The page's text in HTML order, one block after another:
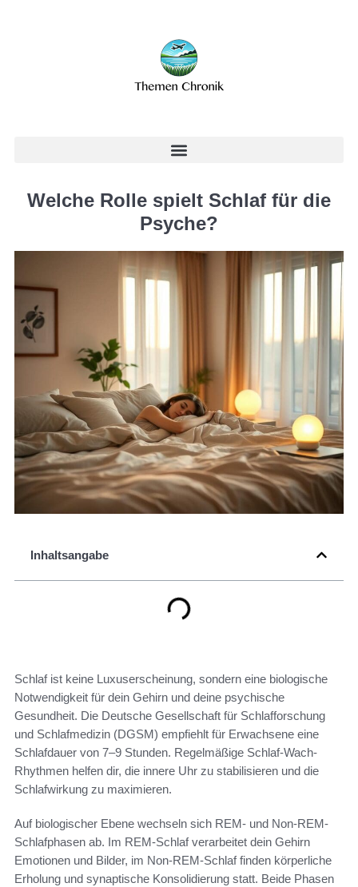
Welche Rolle spielt Schlaf für die
Psyche?
Inhaltsangabe
Schlaf ist keine Luxuserscheinung, sondern eine biologische
Notwendigkeit für dein Gehirn und deine psychische
Gesundheit. Die Deutsche Gesellschaft für Schlafforschung
und Schlafmedizin (DGSM) empfiehlt für Erwachsene eine
Schlafdauer von 7–9 Stunden. Regelmäßige Schlaf-Wach-
Rhythmen helfen dir, die innere Uhr zu stabilisieren und die
Schlafwirkung zu maximieren.
Auf biologischer Ebene wechseln sich REM- und Non-REM-
Schlafphasen ab. Im REM-Schlaf verarbeitet dein Gehirn
Emotionen und Bilder, im Non-REM-Schlaf finden körperliche
Erholung und synaptische Konsolidierung statt. Beide Phasen